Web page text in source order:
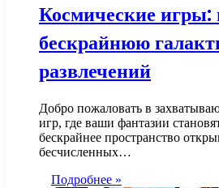
Космические игры:
бескрайнюю
развлечений
Добро пожаловать в
игр, где ваши фантазии
бескрайнее пространство
бесчисленных…
Подробнее »